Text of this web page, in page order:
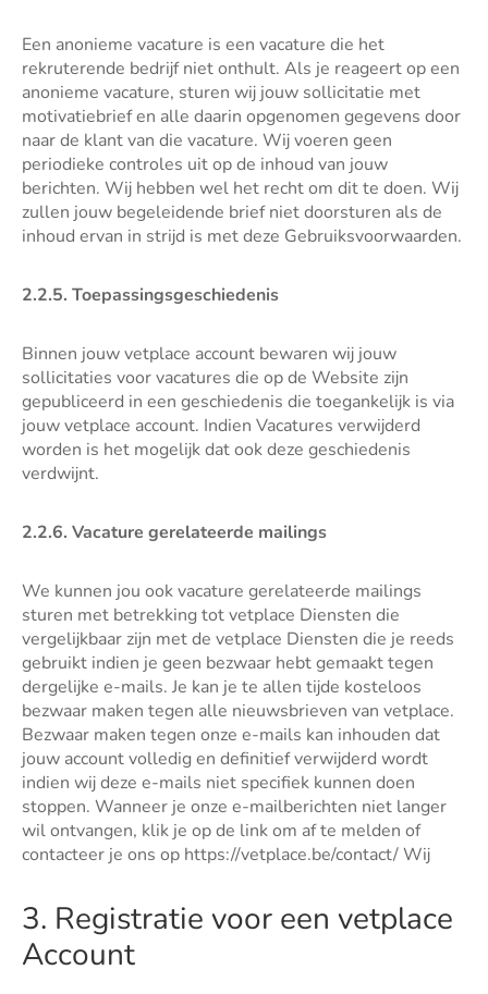
Een anonieme vacature is een vacature die het
rekruterende bedrijf niet onthult. Als je reageert op een
anonieme vacature, sturen wij jouw sollicitatie met
motivatiebrief en alle daarin opgenomen gegevens door
naar de klant van die vacature. Wij voeren geen
periodieke controles uit op de inhoud van jouw
berichten. Wij hebben wel het recht om dit te doen. Wij
zullen jouw begeleidende brief niet doorsturen als de
inhoud ervan in strijd is met deze Gebruiksvoorwaarden.
2.2.5. Toepassingsgeschiedenis
Binnen jouw vetplace account bewaren wij jouw
sollicitaties voor vacatures die op de Website zijn
gepubliceerd in een geschiedenis die toegankelijk is via
jouw vetplace account. Indien Vacatures verwijderd
worden is het mogelijk dat ook deze geschiedenis
verdwijnt.
2.2.6. Vacature gerelateerde mailings
We kunnen jou ook vacature gerelateerde mailings
sturen met betrekking tot vetplace Diensten die
vergelijkbaar zijn met de vetplace Diensten die je reeds
gebruikt indien je geen bezwaar hebt gemaakt tegen
dergelijke e-mails. Je kan je te allen tijde kosteloos
bezwaar maken tegen alle nieuwsbrieven van vetplace.
Bezwaar maken tegen onze e-mails kan inhouden dat
jouw account volledig en definitief verwijderd wordt
indien wij deze e-mails niet specifiek kunnen doen
stoppen. Wanneer je onze e-mailberichten niet langer
wil ontvangen, klik je op de link om af te melden of
contacteer je ons op https://vetplace.be/contact/ Wij
3. Registratie voor een vetplace
Account